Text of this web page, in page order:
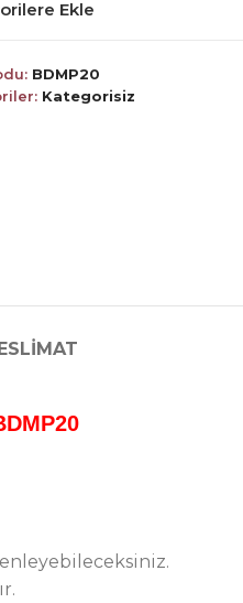
Ekle
BDMP20
Kategorisiz